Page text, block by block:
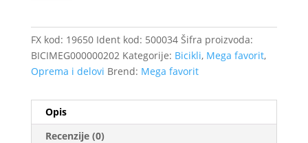
24x1
540)
količina
FX kod: 19650 Ident kod: 500034 Šifra proizvoda:
BICIMEG000000202 Kategorije: Bicikli, Mega favorit,
Oprema i delovi Brend: Mega favorit
Opis
Recenzije (0)